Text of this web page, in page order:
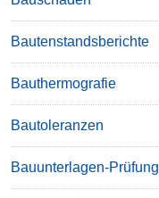
Bautenstandsberichte
Bauthermografie
Bautoleranzen
Bauunterlagen-Prüfung